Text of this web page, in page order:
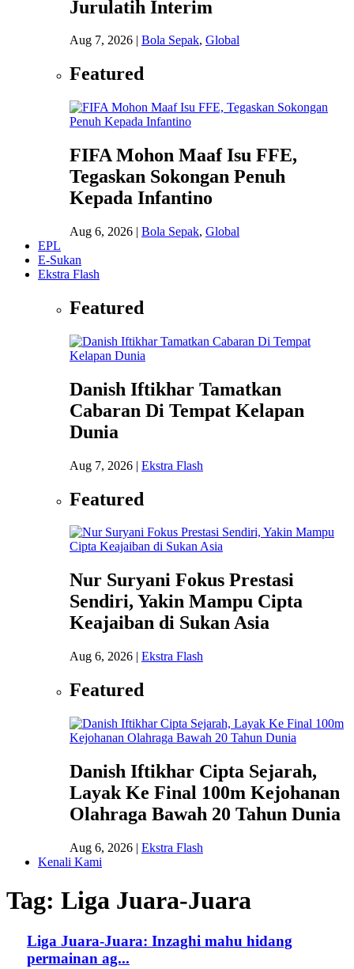
Jurulatih Interim
Aug 7, 2026 | Bola Sepak, Global
Featured
FIFA Mohon Maaf Isu FFE,
Tegaskan Sokongan Penuh
Kepada Infantino
Aug 6, 2026 | Bola Sepak, Global
EPL
E-Sukan
Ekstra Flash
Featured
Danish Iftikhar Tamatkan
Cabaran Di Tempat Kelapan
Dunia
Aug 7, 2026 | Ekstra Flash
Featured
Nur Suryani Fokus Prestasi
Sendiri, Yakin Mampu Cipta
Keajaiban di Sukan Asia
Aug 6, 2026 | Ekstra Flash
Featured
Danish Iftikhar Cipta Sejarah,
Layak Ke Final 100m Kejohanan
Olahraga Bawah 20 Tahun Dunia
Aug 6, 2026 | Ekstra Flash
Kenali Kami
Tag: Liga Juara-Juara
Liga Juara-Juara: Inzaghi mahu hidang
permainan ag...